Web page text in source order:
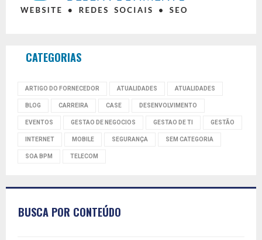
CATEGORIAS
ARTIGO DO FORNECEDOR ATUALIDADES ATUALIDADES
BLOG CARREIRA CASE DESENVOLVIMENTO
EVENTOS GESTAO DE NEGOCIOS GESTAO DE TI GESTÃO
INTERNET MOBILE SEGURANÇA SEM CATEGORIA
SOA BPM TELECOM
BUSCA POR CONTEÚDO